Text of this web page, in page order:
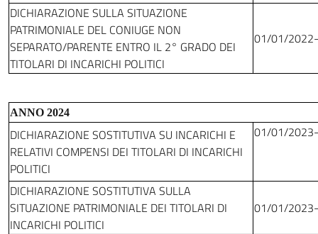
DICHIARAZIONE SULLA SITUAZIONE
PATRIMONIALE DEL CONIUGE NON
SEPARATO/PARENTE ENTRO IL 2° GRADO DEI
TITOLARI DI INCARICHI POLITICI
01/01/
ANNO 2024
DICHIARAZIONE SOSTITUTIVA SU INCARICHI E
RELATIVI COMPENSI DEI TITOLARI DI INCARICHI
POLITICI
01/01/
DICHIARAZIONE SOSTITUTIVA SULLA
SITUAZIONE PATRIMONIALE DEI TITOLARI DI
INCARICHI POLITICI
01/01/